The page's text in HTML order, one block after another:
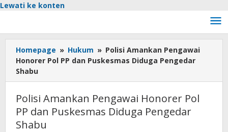
Lewati ke konten
Homepage » Hukum » Polisi Amankan Pengawai
Honorer Pol PP dan Puskesmas Diduga Pengedar
Shabu
Polisi Amankan Pengawai Honorer Pol
PP dan Puskesmas Diduga Pengedar
Shabu